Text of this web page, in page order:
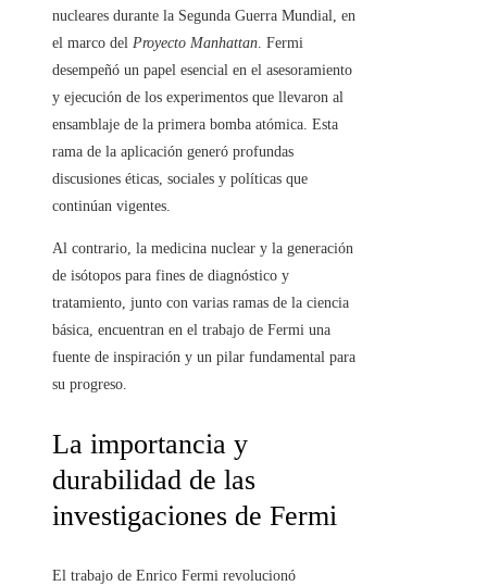
nucleares durante la Segunda Guerra Mundial, en
el marco del Proyecto Manhattan. Fermi
desempeñó un papel esencial en el asesoramiento
y ejecución de los experimentos que llevaron al
ensamblaje de la primera bomba atómica. Esta
rama de la aplicación generó profundas
discusiones éticas, sociales y políticas que
continúan vigentes.
Al contrario, la medicina nuclear y la generación
de isótopos para fines de diagnóstico y
tratamiento, junto con varias ramas de la ciencia
básica, encuentran en el trabajo de Fermi una
fuente de inspiración y un pilar fundamental para
su progreso.
La importancia y
durabilidad de las
investigaciones de Fermi
El trabajo de Enrico Fermi revolucionó